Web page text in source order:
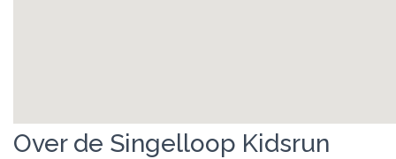
Over de Singelloop Kidsrun